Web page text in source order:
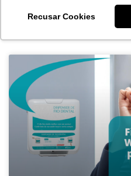
Recusar Cookies
Blog